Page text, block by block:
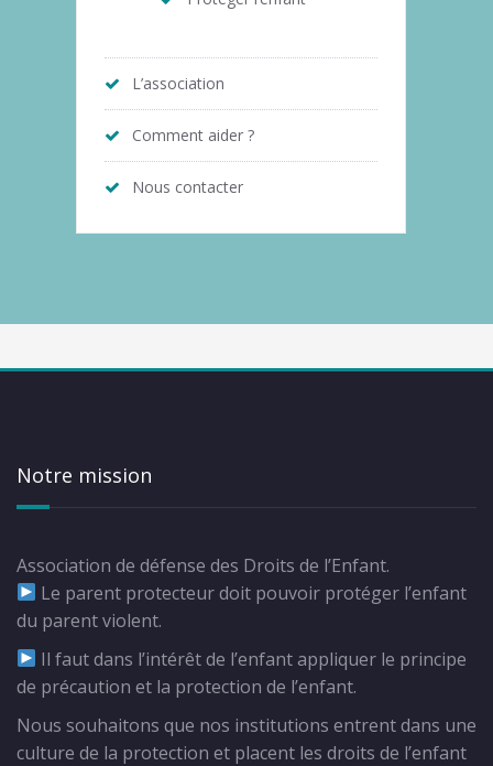
L’association
Comment aider ?
Nous contacter
Notre mission
Association de défense des Droits de l’Enfant.
Le parent protecteur doit pouvoir protéger l’enfant
du parent violent.
Il faut dans l’intérêt de l’enfant appliquer le principe
de précaution et la protection de l’enfant.
Nous souhaitons que nos institutions entrent dans une
culture de la protection et placent les droits de l’enfant